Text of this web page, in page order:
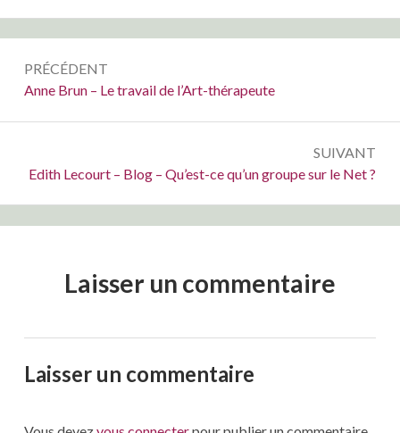
Navigation
de
l’article
PRÉCÉDENT
Précédent :
Anne Brun – Le travail de l’Art-thérapeute
SUIVANT
Suivant :
Edith Lecourt – Blog – Qu’est-ce qu’un groupe sur le Net ?
Laisser un commentaire
Laisser un commentaire